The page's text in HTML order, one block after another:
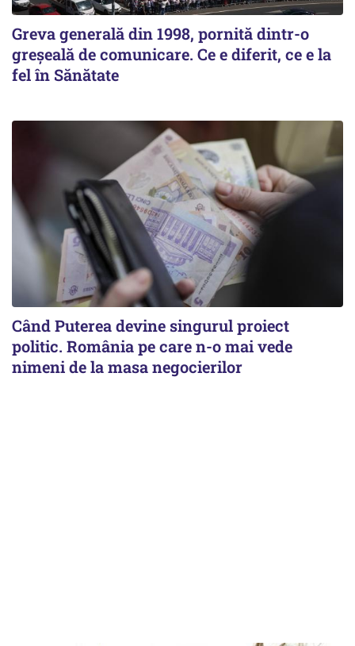
Greva generală din 1998, pornită dintr-o
greșeală de comunicare. Ce e diferit, ce e la
fel în Sănătate
Când Puterea devine singurul proiect
politic. România pe care n-o mai vede
nimeni de la masa negocierilor